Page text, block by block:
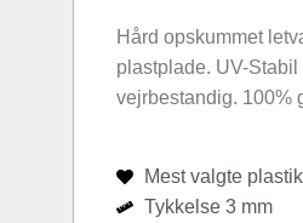
Hård opskummet
plastplade. UV-Stabil
vejrbestandig. 100%
Mest valgte
Tykkelse 3 mm